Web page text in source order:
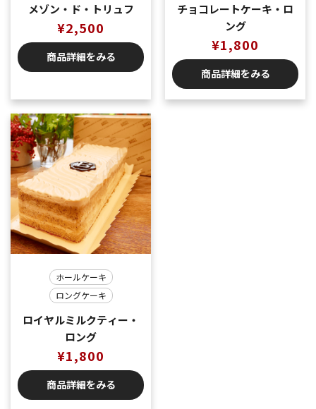
メゾン・ド・トリュフ
¥2,500
商品詳細をみる
チョコレートケーキ・ロ
ング
¥1,800
商品詳細をみる
ホールケーキ
ロングケーキ
ロイヤルミルクティー・
ロング
¥1,800
商品詳細をみる